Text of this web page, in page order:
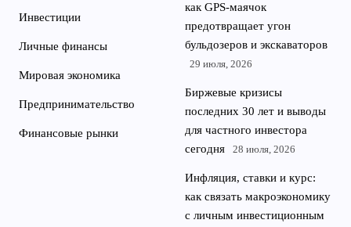
Инвестиции
Личные финансы
Мировая экономика
Предпринимательство
Финансовые рынки
как GPS-маячок
предотвращает угон
бульдозеров и экскаваторов
29 июля, 2026
Биржевые кризисы
последних 30 лет и выводы
для частного инвестора
сегодня
28 июля, 2026
Инфляция, ставки и курс:
как связать макроэкономику
с личным инвестиционным